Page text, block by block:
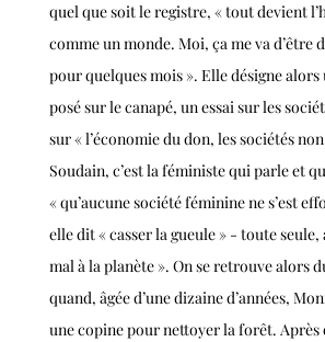
quel que soit le registre, « tout devient
comme un monde. Moi, ça me va d’être
pour quelques mois ». Elle désigne alors
posé sur le canapé, un essai sur les
sur « l’économie du don, les sociétés
Soudain, c’est la féministe qui parle et
« qu’aucune société féminine ne s’est
elle dit « casser la gueule » - toute seule,
mal à la planète ». On se retrouve alors
quand, âgée d’une dizaine d’années,
une copine pour nettoyer la forêt.